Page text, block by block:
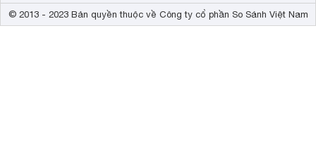
© 2013 - 2023 Bản quyền thuộc về Công ty cổ phần So Sánh Việt Nam